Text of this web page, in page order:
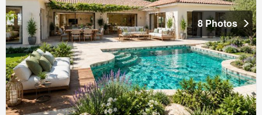
8 Photos